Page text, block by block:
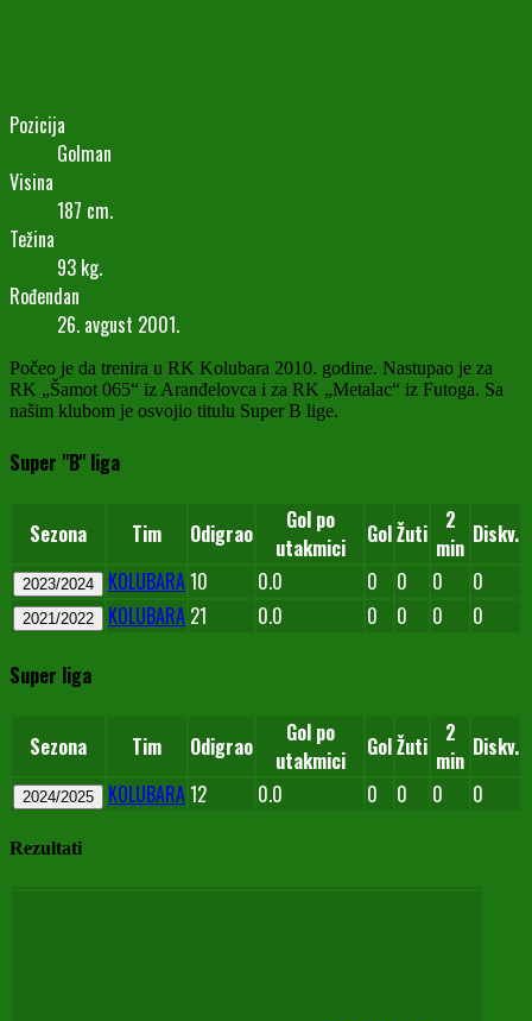
Pozicija
Golman
Visina
187 cm.
Težina
93 kg.
Rođendan
26. avgust 2001.
Počeo je da trenira u RK Kolubara 2010. godine. Nastupao je za
RK „Šamot 065“ iz Aranđelovca i za RK „Metalac“ iz Futoga. Sa
našim klubom je osvojio titulu Super B lige.
Super "B" liga
Sezona Tim Odigrao
Gol po
utakmici
GolŽuti
2
min Diskv.
2023/2024 KOLUBARA10 0.0 0 0 0 0
2021/2022 KOLUBARA 21 0.0 0 0 0 0
Super liga
Sezona Tim Odigrao
Gol po
utakmici
GolŽuti
2
min Diskv.
2024/2025 KOLUBARA12 0.0 0 0 0 0
Rezultati